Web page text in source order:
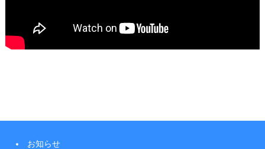
お知らせ